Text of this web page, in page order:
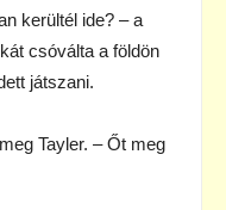
kerültél ide? – a
csóválta a földön
játszani.
Tayler. – Őt meg